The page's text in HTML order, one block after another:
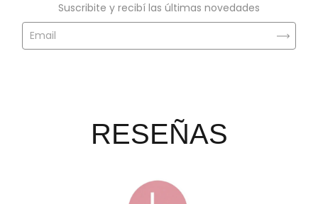
Suscribite y recibí las últimas novedades
RESEÑAS